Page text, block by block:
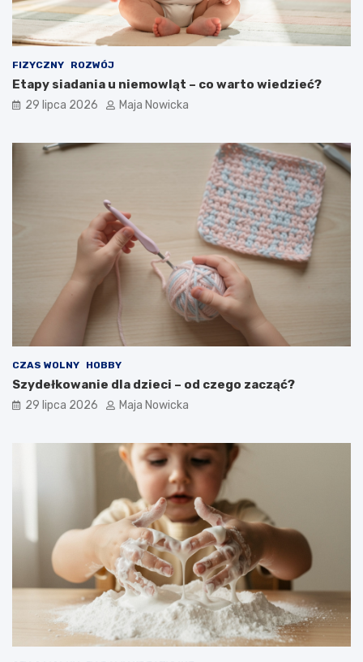
FIZYCZNY ROZWÓJ
Etapy siadania u niemowląt – co warto wiedzieć?
29 lipca 2026 Maja Nowicka
CZAS WOLNY HOBBY
Szydełkowanie dla dzieci – od czego zacząć?
29 lipca 2026 Maja Nowicka